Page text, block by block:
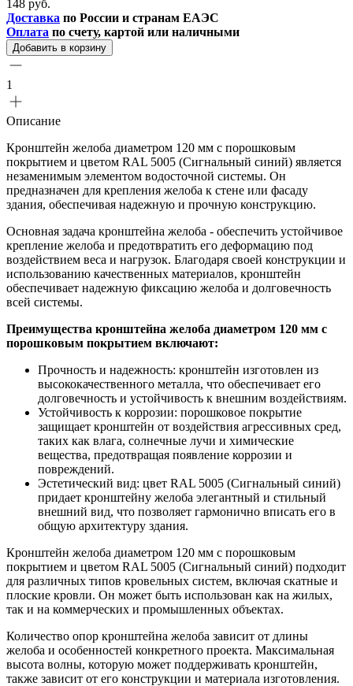
148 руб.
Доставка по России и странам ЕАЭС
Оплата по счету, картой или наличными
Добавить в корзину
1
Описание
Кронштейн желоба диаметром 120 мм с порошковым
покрытием и цветом RAL 5005 (Сигнальный синий) является
незаменимым элементом водосточной системы. Он
предназначен для крепления желоба к стене или фасаду
здания, обеспечивая надежную и прочную конструкцию.
Основная задача кронштейна желоба - обеспечить устойчивое
крепление желоба и предотвратить его деформацию под
воздействием веса и нагрузок. Благодаря своей конструкции и
использованию качественных материалов, кронштейн
обеспечивает надежную фиксацию желоба и долговечность
всей системы.
Преимущества кронштейна желоба диаметром 120 мм с
порошковым покрытием включают:
Прочность и надежность: кронштейн изготовлен из
высококачественного металла, что обеспечивает его
долговечность и устойчивость к внешним воздействиям.
Устойчивость к коррозии: порошковое покрытие
защищает кронштейн от воздействия агрессивных сред,
таких как влага, солнечные лучи и химические
вещества, предотвращая появление коррозии и
повреждений.
Эстетический вид: цвет RAL 5005 (Сигнальный синий)
придает кронштейну желоба элегантный и стильный
внешний вид, что позволяет гармонично вписать его в
общую архитектуру здания.
Кронштейн желоба диаметром 120 мм с порошковым
покрытием и цветом RAL 5005 (Сигнальный синий) подходит
для различных типов кровельных систем, включая скатные и
плоские кровли. Он может быть использован как на жилых,
так и на коммерческих и промышленных объектах.
Количество опор кронштейна желоба зависит от длины
желоба и особенностей конкретного проекта. Максимальная
высота волны, которую может поддерживать кронштейн,
также зависит от его конструкции и материала изготовления.